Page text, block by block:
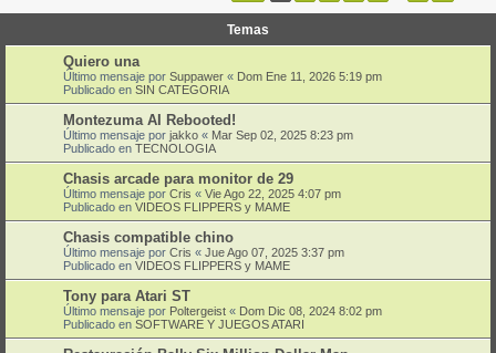
Temas
Quiero una
Último mensaje por Suppawer « Dom Ene 11, 2026 5:19 pm
Publicado en SIN CATEGORIA
Montezuma AI Rebooted!
Último mensaje por jakko « Mar Sep 02, 2025 8:23 pm
Publicado en TECNOLOGIA
Chasis arcade para monitor de 29
Último mensaje por Cris « Vie Ago 22, 2025 4:07 pm
Publicado en VIDEOS FLIPPERS y MAME
Chasis compatible chino
Último mensaje por Cris « Jue Ago 07, 2025 3:37 pm
Publicado en VIDEOS FLIPPERS y MAME
Tony para Atari ST
Último mensaje por Poltergeist « Dom Dic 08, 2024 8:02 pm
Publicado en SOFTWARE Y JUEGOS ATARI